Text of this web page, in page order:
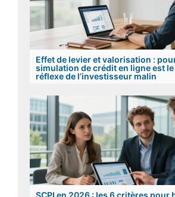
Effet de levier et valorisation :
simulation de crédit en ligne est
réflexe de l’investisseur malin
SCPI en 2026 : les 6 critères pour